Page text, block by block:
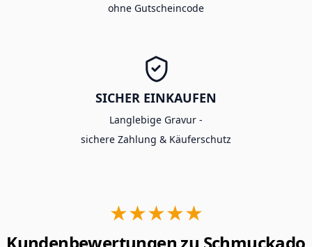
ohne Gutscheincode
SICHER EINKAUFEN
Langlebige Gravur -
sichere Zahlung & Käuferschutz
★★★★★
Kundenbewertungen zu Schmuckado